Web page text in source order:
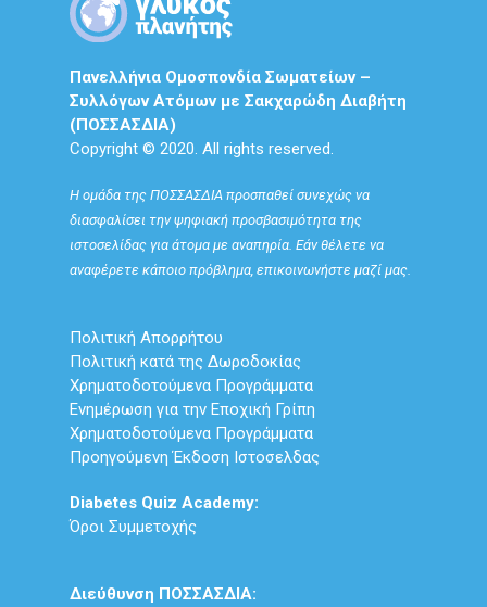
Πανελλήνια Ομοσπονδία Σωματείων –
Συλλόγων Ατόμων με Σακχαρώδη Διαβήτη
(ΠΟΣΣΑΣΔΙΑ)
Copyright © 2020. All rights reserved.
Η ομάδα της ΠΟΣΣΑΣΔΙΑ προσπαθεί συνεχώς να
διασφαλίσει την ψηφιακή προσβασιμότητα της
ιστοσελίδας για άτομα με αναπηρία. Εάν θέλετε να
αναφέρετε κάποιο πρόβλημα, επικοινωνήστε μαζί μας.
Πολιτική Απορρήτου
Πολιτική κατά της Δωροδοκίας
Χρηματοδοτούμενα Προγράμματα
Ενημέρωση για την Εποχική Γρίπη
Χρηματοδοτούμενα Προγράμματα
Προηγούμενη Έκδοση Ιστοσελδας
Diabetes Quiz Academy:
Όροι Συμμετοχής
Διεύθυνση ΠΟΣΣΑΣΔΙΑ: